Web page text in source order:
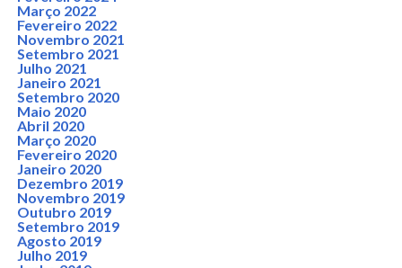
Março 2022
Fevereiro 2022
Novembro 2021
Setembro 2021
Julho 2021
Janeiro 2021
Setembro 2020
Maio 2020
Abril 2020
Março 2020
Fevereiro 2020
Janeiro 2020
Dezembro 2019
Novembro 2019
Outubro 2019
Setembro 2019
Agosto 2019
Julho 2019